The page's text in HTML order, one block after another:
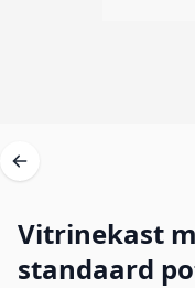
Vitrinekast
standaard